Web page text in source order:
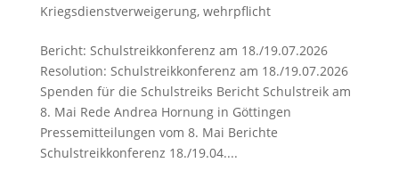
Kriegsdienstverweigerung, wehrpflicht
Bericht: Schulstreikkonferenz am 18./19.07.2026
Resolution: Schulstreikkonferenz am 18./19.07.2026
Spenden für die Schulstreiks Bericht Schulstreik am
8. Mai Rede Andrea Hornung in Göttingen
Pressemitteilungen vom 8. Mai Berichte
Schulstreikkonferenz 18./19.04....